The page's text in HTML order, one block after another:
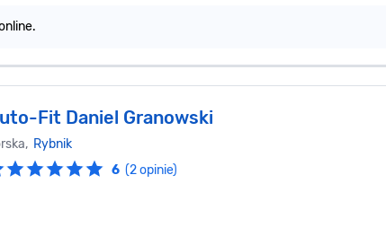
Fit Daniel Granowski
Rybnik
6 (2 opinie)